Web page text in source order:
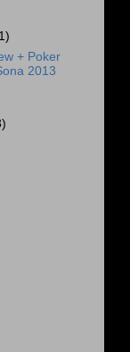
+ Poker
2013